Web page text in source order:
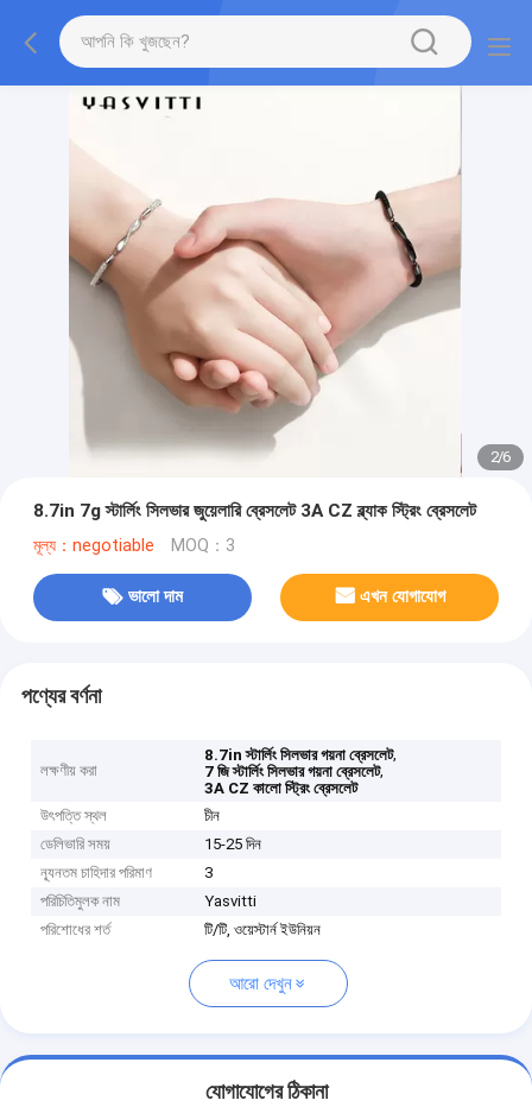
2/6
8.7in 7g স্টার্লিং সিলভার জুয়েলারি ব্রেসলেট 3A CZ ব্ল্যাক স্ট্রিং ব্রেসলেট
মূল্য：negotiable MOQ：3
ভালো দাম এখন যোগাযোগ
পণ্যের বর্ণনা
লক্ষণীয় করা
8.7in স্টার্লিং সিলভার গয়না ব্রেসলেট,
7 জি স্টার্লিং সিলভার গয়না ব্রেসলেট,
3A CZ কালো স্ট্রিং ব্রেসলেট
উৎপত্তি স্থল
চীন
ডেলিভারি সময়
15-25 দিন
ন্যূনতম চাহিদার পরিমাণ
3
পরিচিতিমুলক নাম
Yasvitti
পরিশোধের শর্ত
টি/টি, ওয়েস্টার্ন ইউনিয়ন
আরো দেখুন
যোগাযোগের ঠিকানা